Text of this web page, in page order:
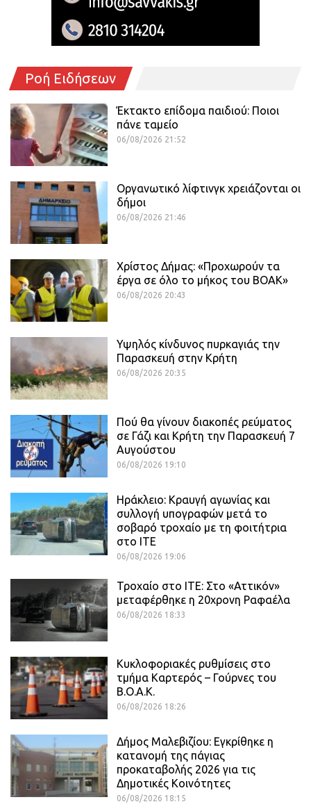
Ροή Ειδήσεων
Έκτακτο επίδομα παιδιού: Ποιοι
πάνε ταμείο
06/08/2026 21:52
Οργανωτικό λίφτινγκ χρειάζονται οι
δήμοι
06/08/2026 21:46
Χρίστος Δήμας: «Προχωρούν τα
έργα σε όλο το μήκος του ΒΟΑΚ»
06/08/2026 20:43
Υψηλός κίνδυνος πυρκαγιάς την
Παρασκευή στην Κρήτη
06/08/2026 20:35
Πού θα γίνουν διακοπές ρεύματος
σε Γάζι και Κρήτη την Παρασκευή 7
Αυγούστου
06/08/2026 19:10
Ηράκλειο: Κραυγή αγωνίας και
συλλογή υπογραφών μετά το
σοβαρό τροχαίο με τη φοιτήτρια
στο ΙΤΕ
06/08/2026 19:06
Τροχαίο στο ΙΤΕ: Στο «Αττικόν»
μεταφέρθηκε η 20χρονη Ραφαέλα
06/08/2026 18:33
Κυκλοφοριακές ρυθμίσεις στο
τμήμα Καρτερός – Γούρνες του
Β.Ο.Α.Κ.
06/08/2026 18:26
Δήμος Μαλεβιζίου: Εγκρίθηκε η
κατανομή της πάγιας
προκαταβολής 2026 για τις
Δημοτικές Κοινότητες
06/08/2026 18:15